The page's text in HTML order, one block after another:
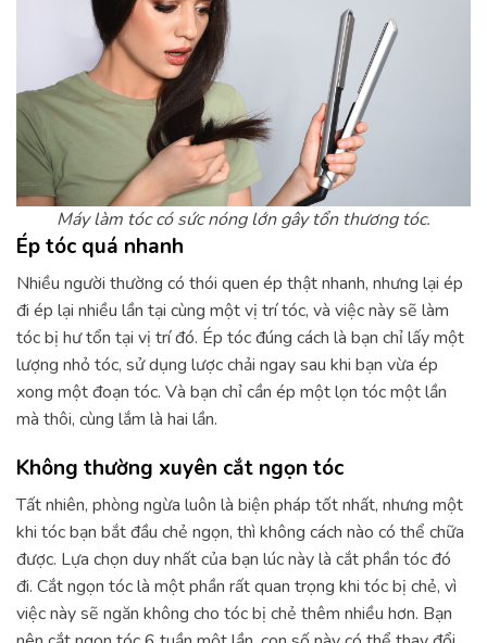
Máy làm tóc có sức nóng lớn gây tổn thương tóc.
Ép tóc quá nhanh
Nhiều người thường có thói quen ép thật nhanh, nhưng lại ép
đi ép lại nhiều lần tại cùng một vị trí tóc, và việc này sẽ làm
tóc bị hư tổn tại vị trí đó. Ép tóc đúng cách là bạn chỉ lấy một
lượng nhỏ tóc, sử dụng lược chải ngay sau khi bạn vừa ép
xong một đoạn tóc. Và bạn chỉ cần ép một lọn tóc một lần
mà thôi, cùng lắm là hai lần.
Không thường xuyên cắt ngọn tóc
Tất nhiên, phòng ngừa luôn là biện pháp tốt nhất, nhưng một
khi tóc bạn bắt đầu chẻ ngọn, thì không cách nào có thể chữa
được. Lựa chọn duy nhất của bạn lúc này là cắt phần tóc đó
đi. Cắt ngọn tóc là một phần rất quan trọng khi tóc bị chẻ, vì
việc này sẽ ngăn không cho tóc bị chẻ thêm nhiều hơn. Bạn